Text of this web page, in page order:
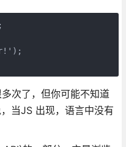
次了，但你可能不知道
当JS 出现，语言中没有